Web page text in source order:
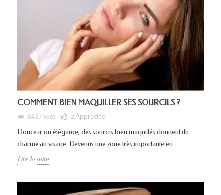
COMMENT BIEN MAQUILLER SES SOURCILS ?
8467 vues 2 Appréciée
Douceur ou élégance, des sourcils bien maquillés donnent du
charme au visage. Devenus une zone très importante en...
Lire la suite